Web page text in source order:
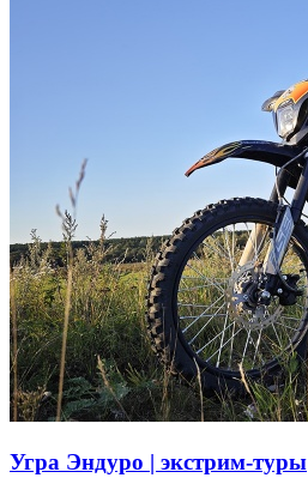
Угра Эндуро | экстрим-туры